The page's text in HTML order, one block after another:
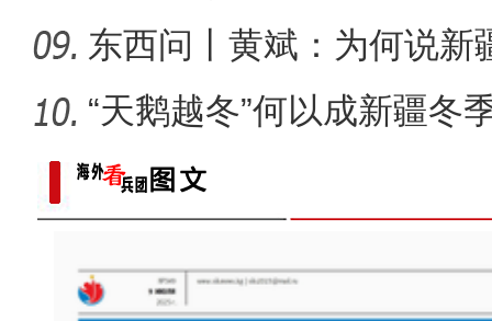
何以实
东西问丨黄斌：为何说新
一部交
“天鹅越冬”何以成新疆冬